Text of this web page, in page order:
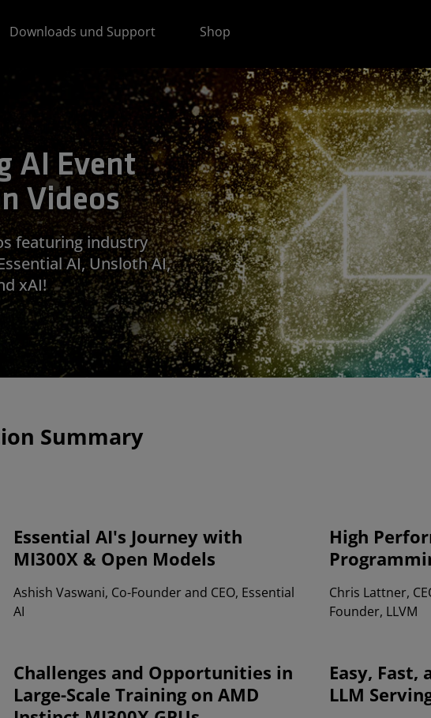
Downloads und Support Shop
AI Event
Videos
featuring industry
AI, Unsloth AI,
xAI!
Summary
Essential AI's Journey with
MI300X & Open Models
Ashish Vaswani, Co-Founder and CEO, Essential
AI
High
Chris Lattner,
Founder, LLVM
Challenges and Opportunities in
Large-Scale Training on AMD
Easy, Fast,
LLM